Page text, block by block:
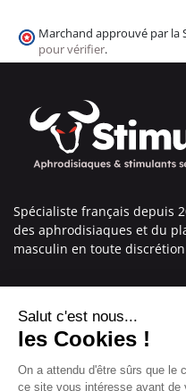
Marchand approuvé par la
pour vérifier.
Spécialiste français depuis
des aphrodisiaques et du
masculin en toute discrétion
Nos engagements
Informations